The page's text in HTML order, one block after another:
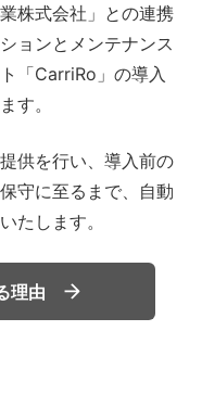
株式会社」との連携
ョンとメンテナンス
「CarriRo」の導入
す。
供を行い、導入前の
守に至るまで、自動
たします。
理由